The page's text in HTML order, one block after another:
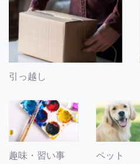
引っ越し
趣味・習い事 ペット